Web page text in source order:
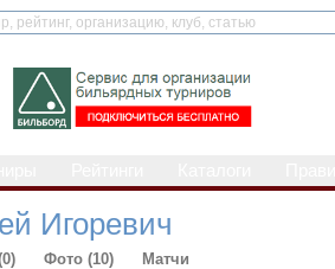
Игоревич
Фото (10) Матчи